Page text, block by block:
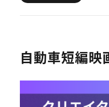
自動車短編映